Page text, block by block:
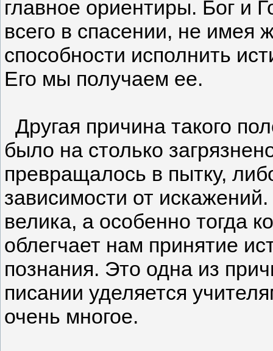
главное ориентиры. Бог и
всего в спасении, не имея
способности исполнить
Его мы получаем ее.
Другая причина такого
было на столько
превращалось в пытку,
зависимости от
велика, а особенно тогда
облегчает нам принятие
познания. Это одна из
писании уделяется
очень многое.